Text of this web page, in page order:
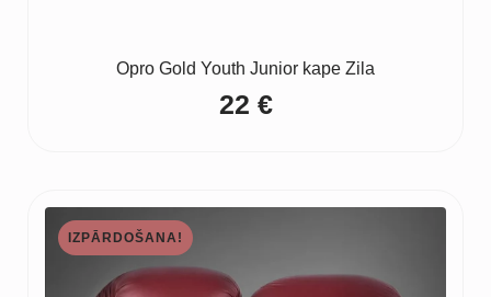
Opro Gold Youth Junior kape Zila
22 €
IZPĀRDOŠANA!